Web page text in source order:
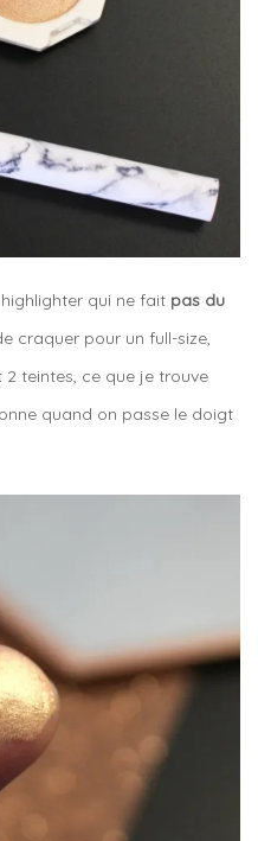
qui ne fait pas du
craquer pour un full-size,
teintes, ce que je trouve
quand on passe le doigt